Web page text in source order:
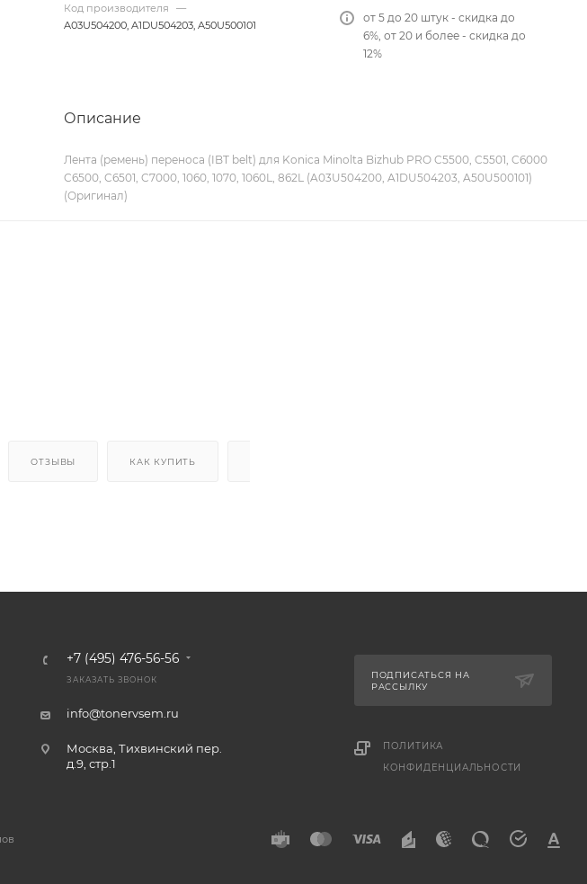
Код производителя
—
A03U504200, A1DU504203, A50U500101
от 5 до 20 штук - скидка до
6%, от 20 и более - скидка до
12%
Описание
Лента (ремень) переноса (IBT belt) для Konica Minolta Bizhub PRO C5500, C5501, C6000
C6500, C6501, C7000, 1060, 1070, 1060L, 862L (A03U504200, A1DU504203, A50U500101)
(Оригинал)
ОТЗЫВЫ КАК КУПИТЬ
+7 (495) 476-56-56
ЗАКАЗАТЬ ЗВОНОК
info@tonervsem.ru
Москва, Тихвинский пер.
д.9, стр.1
ПОДПИСАТЬСЯ НА
РАССЫЛКУ
ПОЛИТИКА
КОНФИДЕНЦИАЛЬНОСТИ